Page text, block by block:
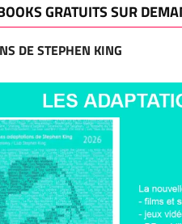
GRATUITS SUR
DE STEPHEN KING